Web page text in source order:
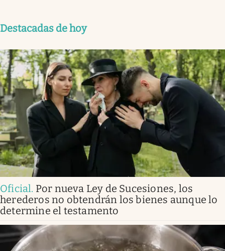
Destacadas de hoy
Oficial. Por nueva Ley de Sucesiones, los
herederos no obtendrán los bienes aunque lo
determine el testamento